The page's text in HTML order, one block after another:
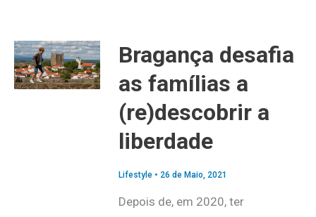
Bragança desafia
as famílias a
(re)descobrir a
liberdade
Lifestyle• 26 de Maio, 2021
Depois de, em 2020, ter